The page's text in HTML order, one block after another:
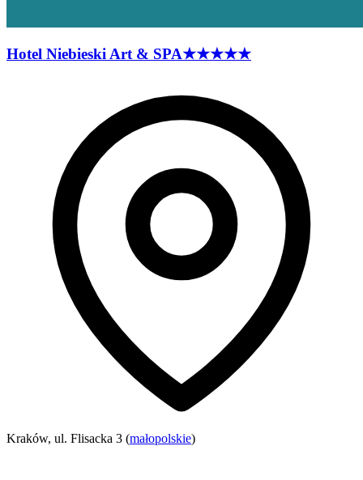
Hotel Niebieski Art & SPA★★★★★
Kraków, ul. Flisacka 3 (małopolskie)